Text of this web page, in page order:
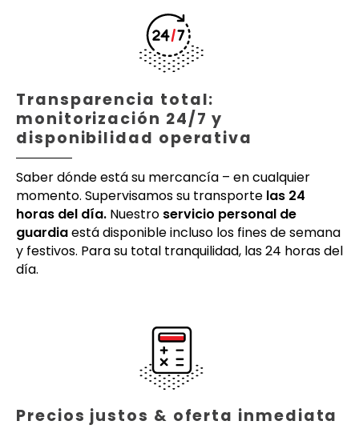
Transparencia total:
monitorización 24/7 y
disponibilidad operativa
Saber dónde está su mercancía – en cualquier
momento. Supervisamos su transporte las 24
horas del día. Nuestro servicio personal de
guardiaestá disponible incluso los fines de semana
y festivos. Para su total tranquilidad, las 24 horas del
día.
Precios justos & oferta inmediata